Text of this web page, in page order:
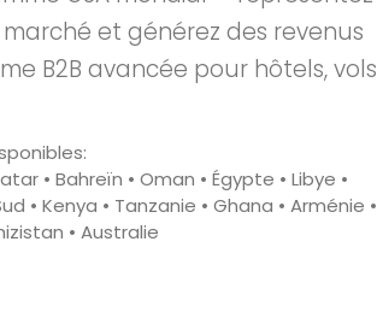
et générez des revenus
B2B avancée pour hôtels, vols
• Bahreïn • Oman • Égypte • Libye •
• Kenya • Tanzanie • Ghana • Arménie •
• Australie